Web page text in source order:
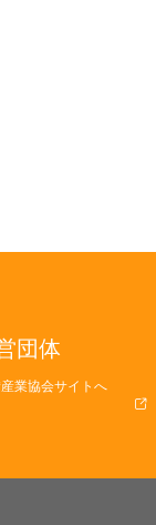
団体
業協会サイトへ